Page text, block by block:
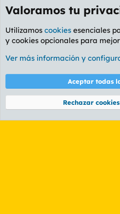
Etiquetas
Cookies
PL OLDSTYLE
Términos y reglas
Community platform by XenForo® © 2010-
Valoramos tu
Utilizamos cookies esenciales
y cookies opcionales para
Ver más información y
Aceptar todas
Rechazar